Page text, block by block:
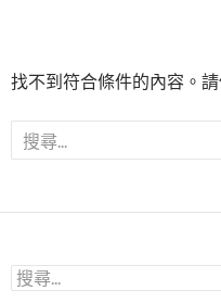
找不到符合條件的內容。
搜
尋
鍵
搜
尋